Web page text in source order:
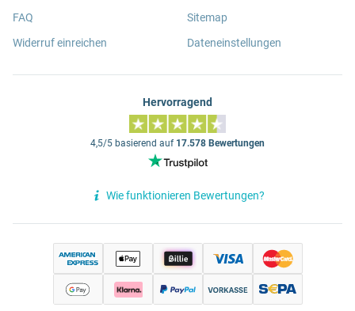
FAQ
Widerruf einreichen
Sitemap
Dateneinstellungen
Hervorragend
4,5/5 basierend auf 17.578 Bewertungen
Wie funktionieren Bewertungen?